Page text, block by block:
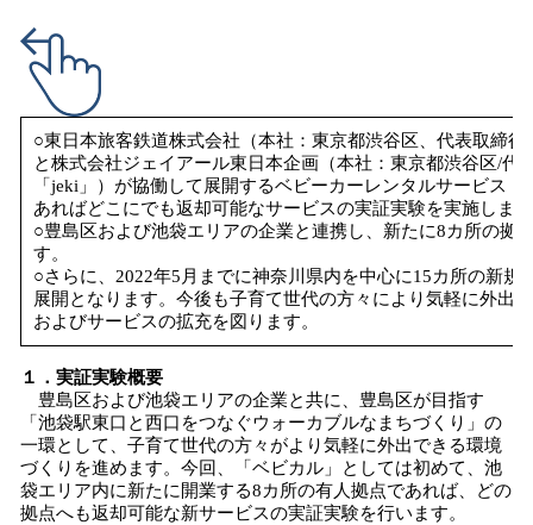
す
○東日本旅客鉄道株式会社（本社：東京都渋谷区、代表取締
と株式会社ジェイアール東日本企画（本社：東京都渋谷区/代
「jeki」）が協働して展開するベビーカーレンタルサービス
あればどこにでも返却可能なサービスの実証実験を実施しま
○豊島区および池袋エリアの企業と連携し、新たに8カ所の拠
す。
○さらに、2022年5月までに神奈川県内を中心に15カ所の新規
展開となります。今後も子育て世代の方々により気軽に外出
およびサービスの拡充を図ります。
１．実証実験概要
豊島区および池袋エリアの企業と共に、豊島区が目指す
「池袋駅東口と西口をつなぐウォーカブルなまちづくり」の
一環として、子育て世代の方々がより気軽に外出できる環境
づくりを進めます。今回、「ベビカル」としては初めて、池
袋エリア内に新たに開業する8カ所の有人拠点であれば、どの
拠点へも返却可能な新サービスの実証実験を行います。